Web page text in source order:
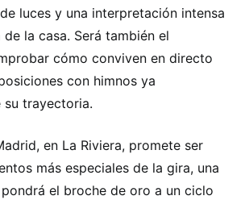
luces y una interpretación intensa
la casa. Será también el
cómo conviven en directo
con himnos ya
trayectoria.
en La Riviera, promete ser
más especiales de la gira, una
el broche de oro a un ciclo